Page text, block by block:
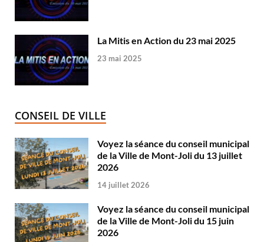
La Mitis en Action du 23 mai 2025
23 mai 2025
CONSEIL DE VILLE
Voyez la séance du conseil municipal
de la Ville de Mont-Joli du 13 juillet
2026
14 juillet 2026
Voyez la séance du conseil municipal
de la Ville de Mont-Joli du 15 juin
2026